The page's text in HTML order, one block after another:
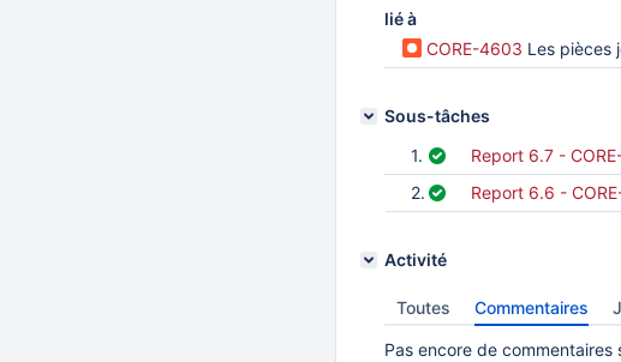
lié à
CORE-4603 Les pièces
Sous-tâches
1.
Report 6.7 -
2.
Report 6.6 -
Activité
Toutes Commentaires
Pas encore de commentaires